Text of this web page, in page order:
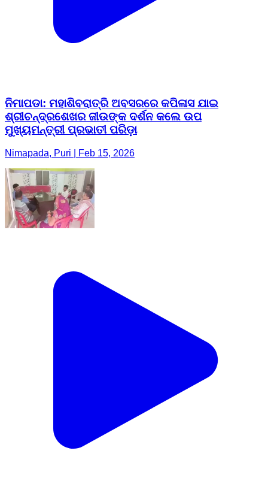
ନିମାପଡା: ମହାଶିବରାତ୍ରି ଅବସରରେ କପିଳାସ ଯାଇ
ଶ୍ରୀଚନ୍ଦ୍ରଶେଖର ଜୀଉଙ୍କ ଦର୍ଶନ କଲେ ଉପ
ମୁଖ୍ୟମନ୍ତ୍ରୀ ପ୍ରଭାତୀ ପରିଡ଼ା
Nimapada, Puri | Feb 15, 2026